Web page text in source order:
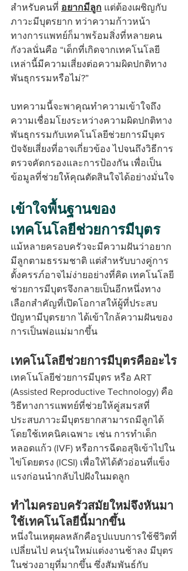
สำหรับคนที่ อยากมีลูก แต่ต้องเผชิญกับ
ภาวะมีบุตรยาก ทว่าความก้าวหน้า
ทางการแพทย์ก็มาพร้อมสิ่งที่หลายคน
กังวลนั่นคือ “เด็กที่เกิดจากเทคโนโลยี
เหล่านี้มีความเสี่ยงต่อความผิดปกติทาง
พันธุกรรมหรือไม่?”
บทความนี้จะพาคุณทำความเข้าใจถึง
ความเชื่อมโยงระหว่างความผิดปกติทาง
พันธุกรรมกับเทคโนโลยีช่วยการมีบุตร
ปัจจัยเสี่ยงที่อาจเกี่ยวข้อง ไปจนถึงวิธีการ
ตรวจคัดกรองและการป้องกัน เพื่อเป็น
ข้อมูลที่ช่วยให้คุณตัดสินใจได้อย่างมั่นใจ
เข้าใจพื้นฐานของ
เทคโนโลยีช่วยการมีบุตร
แม้หลายครอบครัวจะมีความฝันว่าอยาก
มีลูกตามธรรมชาติ แต่สำหรับบางคู่การ
ตั้งครรภ์อาจไม่ง่ายอย่างที่คิด เทคโนโลยี
ช่วยการมีบุตรจึงกลายเป็นอีกหนึ่งทาง
เลือกสำคัญที่เปิดโอกาสให้ผู้ที่ประสบ
ปัญหามีบุตรยาก ได้เข้าใกล้ความฝันของ
การเป็นพ่อแม่มากขึ้น
เทคโนโลยีช่วยการมีบุตรคืออะไร
เทคโนโลยีช่วยการมีบุตร หรือ ART
(Assisted Reproductive Technology) คือ
วิธีทางการแพทย์ที่ช่วยให้คู่สมรสที่
ประสบภาวะมีบุตรยากสามารถมีลูกได้
โดยใช้เทคนิคเฉพาะ เช่น การทำเด็ก
หลอดแก้ว (IVF) หรือการฉีดอสุจิเข้าไปใน
ไข่โดยตรง (ICSI) เพื่อให้ได้ตัวอ่อนที่แข็ง
แรงก่อนนำกลับไปฝังในมดลูก
ทำไมครอบครัวสมัยใหม่จึงหันมา
ใช้เทคโนโลยีนี้มากขึ้น
หนึ่งในเหตุผลหลักคือรูปแบบการใช้ชีวิตที่
เปลี่ยนไป คนรุ่นใหม่แต่งงานช้าลง มีบุตร
ในช่วงอายุที่มากขึ้น ซึ่งสัมพันธ์กับ